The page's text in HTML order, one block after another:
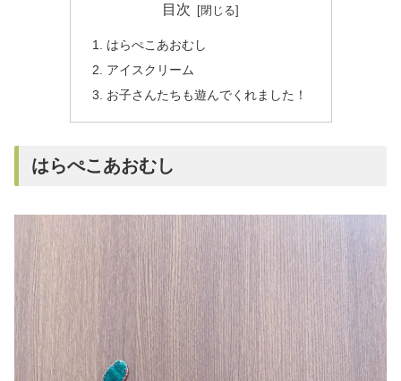
目次
はらぺこあおむし
アイスクリーム
お子さんたちも遊んでくれました！
はらぺこあおむし